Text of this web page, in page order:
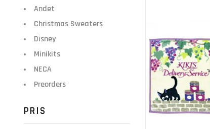
Andet
Christmas Sweaters
Disney
Minikits
NECA
Preorders
PRIS